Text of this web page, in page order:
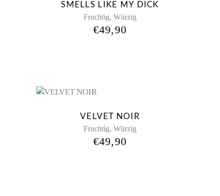
SMELLS LIKE MY DICK
Fruchtig, Würzig
€49,90
VELVET NOIR
Fruchtig, Würzig
€49,90